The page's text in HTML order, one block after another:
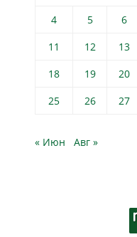
4
5 6
11
12 13
18
19 20
25
26 27
« Июн Авг »